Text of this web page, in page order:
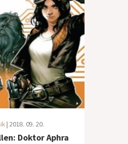
| 2018. 09. 20.
Doktor Aphra